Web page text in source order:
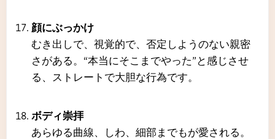
顔にぶっかけ
むき出しで、視覚的で、否定しようのない親密
さがある。“本当にそこまでやった”と感じさせ
る、ストレートで大胆な行為です。
ボディ崇拝
あらゆる曲線、しわ、細部までもが愛される。